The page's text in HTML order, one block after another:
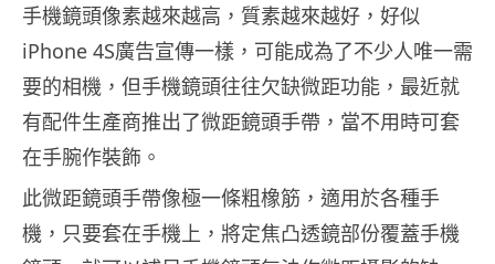
手機鏡頭像素越來越高，質素越來越好，好似
iPhone 4S廣告宣傳一樣，可能成為了不少人唯一需
要的相機，但手機鏡頭往往欠缺微距功能，最近就
有配件生產商推出了微距鏡頭手帶，當不用時可套
在手腕作裝飾。
此微距鏡頭手帶像極一條粗橡筋，適用於各種手
機，只要套在手機上，將定焦凸透鏡部份覆蓋手機